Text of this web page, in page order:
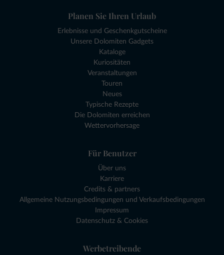
Planen Sie Ihren Urlaub
Erlebnisse und Geschenkgutscheine
Unsere Dolomiten Gadgets
Kataloge
Kuriositäten
Veranstaltungen
Touren
Neues
Typische Rezepte
Die Dolomiten erreichen
Wettervorhersage
Für Benutzer
Über uns
Karriere
Credits & partners
Allgemeine Nutzungsbedingungen und Verkaufsbedingungen
Impressum
Datenschutz & Cookies
Werbetreibende